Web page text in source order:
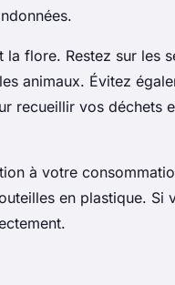
flore. Restez sur les
animaux. Évitez
recueillir vos déchets
à votre
en plastique. Si